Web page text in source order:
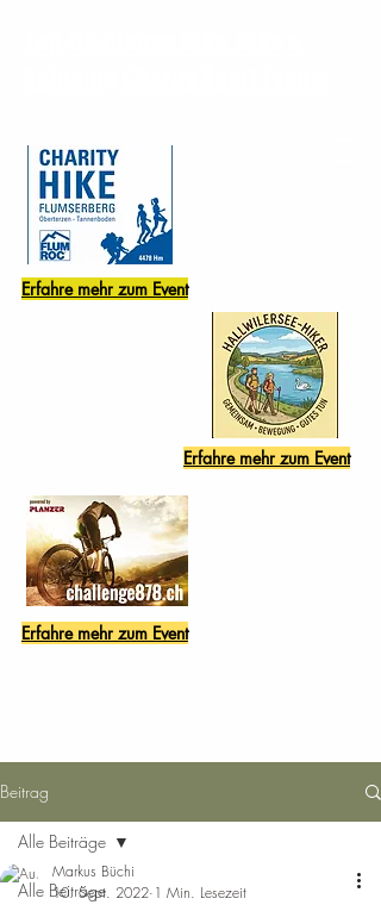
Erfahre mehr zum Event
Erfahre mehr zum Event
Erfahre mehr zum Event
Beitrag
Alle Beiträge
Alle Beiträge
Markus Büchi
10. Sept. 2022 1 Min. Lesezeit